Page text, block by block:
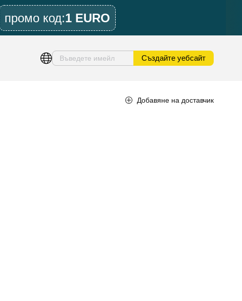
промо код:1 EURO
Създайте уебсайт
Добавяне на доставчик